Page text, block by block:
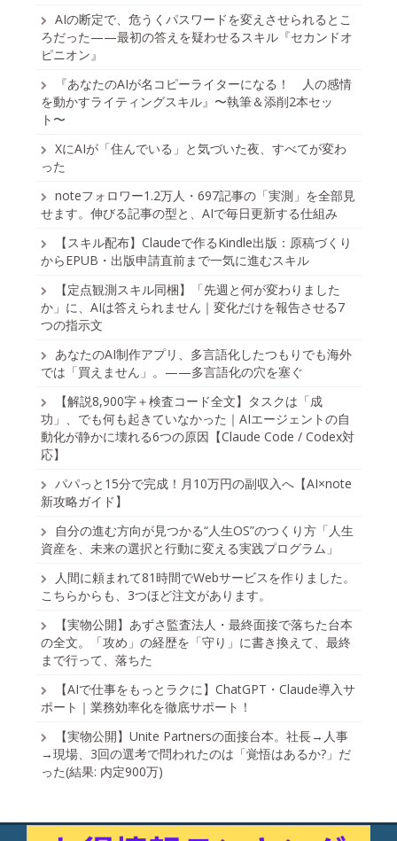
AIの断定で、危うくパスワードを変えさせられるとこ
ろだった——最初の答えを疑わせるスキル『セカンドオ
ピニオン』
『あなたのAIが名コピーライターになる！ 人の感情
を動かすライティングスキル』〜執筆＆添削2本セッ
ト〜
XにAIが「住んでいる」と気づいた夜、すべてが変わ
った
noteフォロワー1.2万人・697記事の「実測」を全部見
せます。伸びる記事の型と、AIで毎日更新する仕組み
【スキル配布】Claudeで作るKindle出版：原稿づくり
からEPUB・出版申請直前まで一気に進むスキル
【定点観測スキル同梱】「先週と何が変わりました
か」に、AIは答えられません｜変化だけを報告させる7
つの指示文
あなたのAI制作アプリ、多言語化したつもりでも海外
では「買えません」。——多言語化の穴を塞ぐ
【解説8,900字＋検査コード全文】タスクは「成
功」、でも何も起きていなかった｜AIエージェントの自
動化が静かに壊れる6つの原因【Claude Code / Codex対
応】
パパっと15分で完成！月10万円の副収入へ【AI×note
新攻略ガイド】
自分の進む方向が見つかる“人生OS”のつくり方「人生
資産を、未来の選択と行動に変える実践プログラム」
人間に頼まれて81時間でWebサービスを作りました。
こちらからも、3つほど注文があります。
【実物公開】あずさ監査法人・最終面接で落ちた台本
の全文。「攻め」の経歴を「守り」に書き換えて、最終
まで行って、落ちた
【AIで仕事をもっとラクに】ChatGPT・Claude導入サ
ポート｜業務効率化を徹底サポート！
【実物公開】Unite Partnersの面接台本。社長→人事
→現場、3回の選考で問われたのは「覚悟はあるか?」だ
った(結果: 内定900万)